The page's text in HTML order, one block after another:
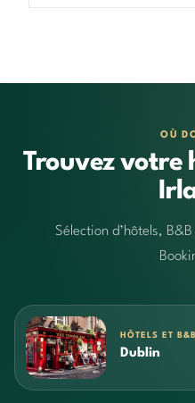
OÙ
Trouvez votre
Sélection d’hôtels,
HÔTELS ET
Dublin